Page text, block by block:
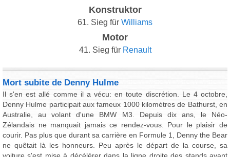
Konstruktor
61. Sieg für Williams
Motor
41. Sieg für Renault
Mort subite de Denny Hulme
Il s'en est allé comme il a vécu: en toute discrétion. Le 4 octobre,
Denny Hulme participait aux fameux 1000 kilomètres de Bathurst, en
Australie, au volant d'une BMW M3. Depuis dix ans, le Néo-
Zélandais ne manquait jamais ce rendez-vous. Pour le plaisir de
courir. Pas plus que durant sa carrière en Formule 1, Denny the Bear
ne quêtait là les honneurs. Peu après le départ de la course, sa